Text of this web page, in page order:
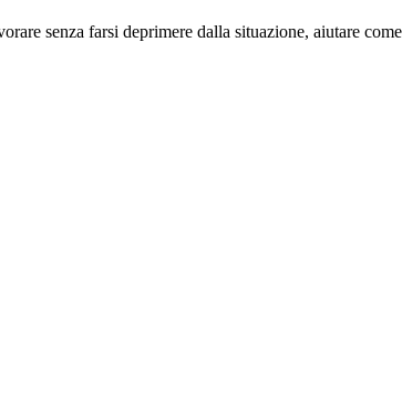
senza farsi deprimere dalla situazione, aiutare